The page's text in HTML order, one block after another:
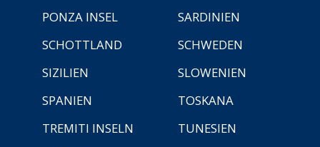
PONZA INSEL
SARDINIEN
SCHOTTLAND
SCHWEDEN
SIZILIEN
SLOWENIEN
SPANIEN
TOSKANA
TREMITI INSELN
TUNESIEN